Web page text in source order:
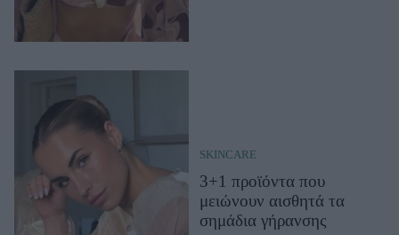
SKINCARE
3+1 προϊόντα που
μειώνουν αισθητά τα
σημάδια γήρανσης